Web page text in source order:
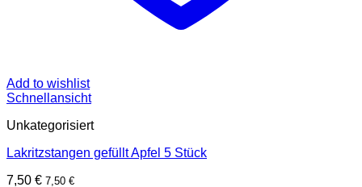
Add to wishlist
Schnellansicht
Unkategorisiert
Lakritzstangen gefüllt Apfel 5 Stück
7,50 € 7,50 €